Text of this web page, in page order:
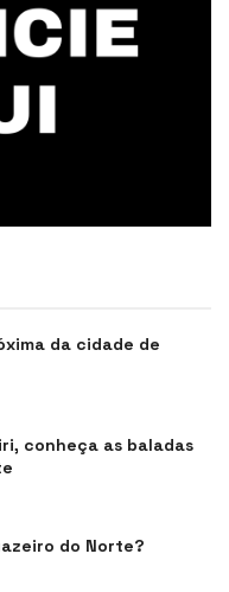
da cidade de
conheça as baladas
do Norte?